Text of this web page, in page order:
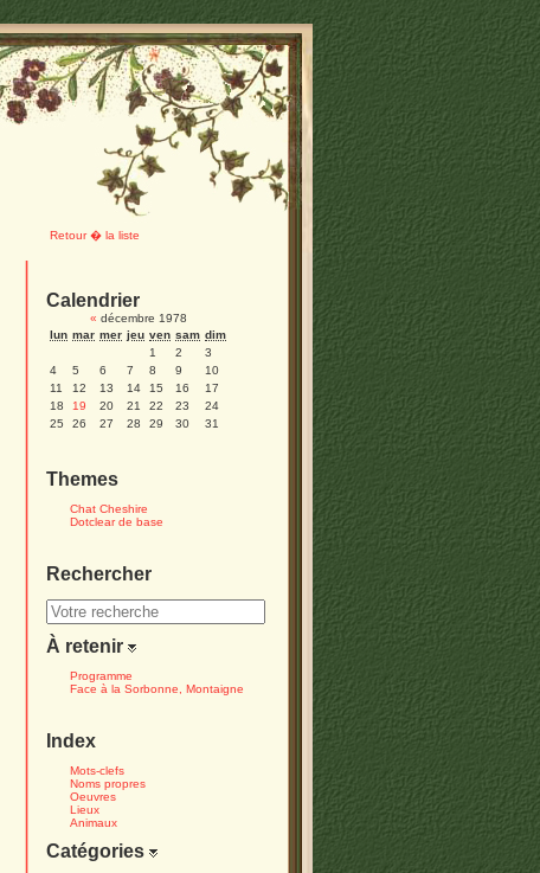
Retour � la liste
Calendrier
« décembre 1978
lun mar mer jeu ven sam dim
1
2
3
4
5 6 7 8 9
10
11
12 13 14 15 16
17
18
19 20 21 22 23
24
25
26 27 28 29 30 31
Themes
Chat Cheshire
Dotclear de base
Rechercher
À retenir
Programme
Face à la Sorbonne, Montaigne
Index
Mots-clefs
Noms propres
Oeuvres
Lieux
Animaux
Catégories